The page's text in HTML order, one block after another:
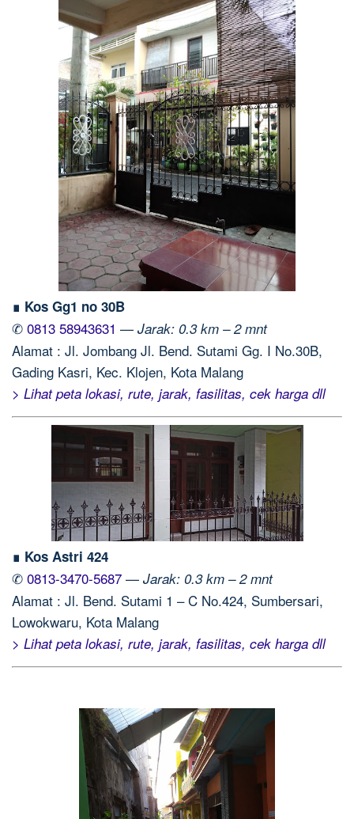
∎ Kos Gg1 no 30B
✆ 0813 58943631 — Jarak: 0.3 km – 2 mnt
Alamat : Jl. Jombang Jl. Bend. Sutami Gg. I No.30B,
Gading Kasri, Kec. Klojen, Kota Malang
> Lihat peta lokasi, rute, jarak, fasilitas, cek harga dll
∎ Kos Astri 424
✆ 0813-3470-5687 — Jarak: 0.3 km – 2 mnt
Alamat : Jl. Bend. Sutami 1 – C No.424, Sumbersari,
Lowokwaru, Kota Malang
> Lihat peta lokasi, rute, jarak, fasilitas, cek harga dll